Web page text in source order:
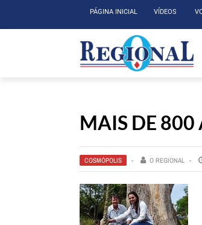
PÁGINA INICIAL VÍDEOS
MAIS DE 800
COSMÓPOLIS O REGIONAL